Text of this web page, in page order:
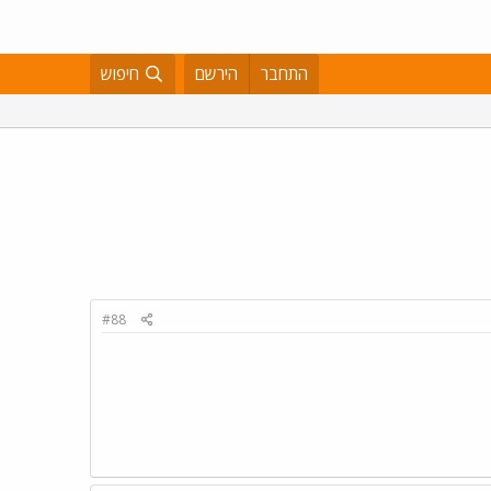
התחבר הירשם חיפוש
#88